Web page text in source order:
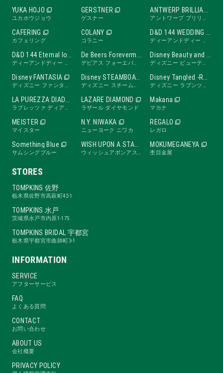
YUKA HOJO
ユカホウジョウ
GERSTNER
ゲスナー
ANTWERP BRILLIANT
アントワープ ブリリアント
CAFERING
カフェリング
COLANY
コラニー
D&D 144 WEDDING BAND
ディーアンドディー ワンフォーティーフォー ウェディングバンド
D&D 144 Eternal love band
ディーアンドディー ワンフォーティーフォー エターナルラブバンド
De Beers Forevermark
デビアス フォーエバーマーク
Disney Beauty and the Beast -ROSE Line-
ディズニー ビューティ・アンド・ビースト ローズライン
Disney FANTASIA
ディズニー ファンタジア
Disney STEAMBOAT WILLIE
ディズニー スチームボートウィリー
Disney Tangled -RAPUNZEL Collection-
ディズニー ラプンツェル
LA PUREZZA DIADE
ラプレッツァ ディアーデ
LAZARE DIAMOND
ラザール ダイヤモンド
Makana
マカナ
MEISTER
マイスター
N.Y. NIWAKA
ニューヨーク ニワカ
REGALO
レガロ
Something Blue
サムシングブルー
WISH UPON A STAR
ウィッシュアポンアスター
MOKUMEGANEYA
杢目金屋
STORES
TOMPKINS 佐野
栃木県佐野市高萩町42-1
TOMPKINS 水戸
茨城県水戸市内原1-175
TOMPKINS BRIDAL 宇都宮
栃木県宇都宮市曲師町3-1
INFORMATION
SERVICE
アフターサービス
FAQ
よくある質問
CONTACT
お問い合わせ
ABOUT US
会社概要
PRIVACY POLICY